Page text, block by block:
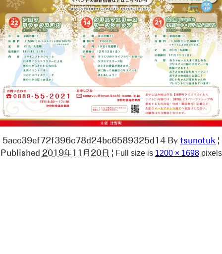
5acc39ef72f396c78d24bc6589325d14 By tsunotuk |
Published 2019年11月20日 | Full size is 1200 × 1698pixels